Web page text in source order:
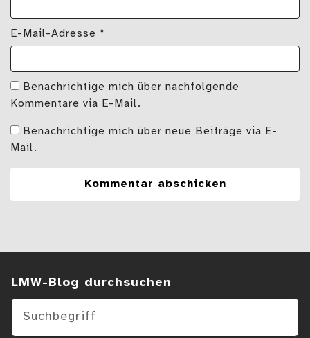
E-Mail-Adresse *
Benachrichtige mich über nachfolgende
Kommentare via E-Mail.
Benachrichtige mich über neue Beiträge via E-
Mail.
Suchen im Blog
LMW-Blog durchsuchen